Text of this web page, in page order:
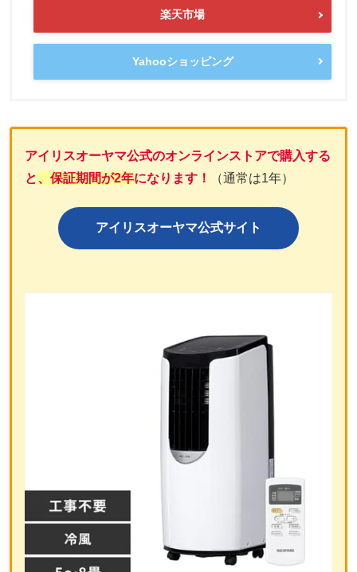
楽天市場
Yahooショッピング
アイリスオーヤマ公式のオンラインストアで購入する
と、保証期間が2年になります！ （通常は1年）
アイリスオーヤマ公式サイト